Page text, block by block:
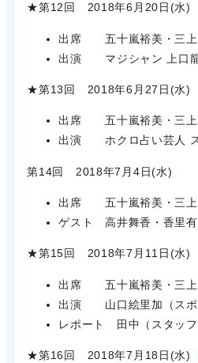
★第12回 2018年6月20日(水)
出席 五十嵐裕美・三上
出演 マジシャン 上口
★第13回 2018年6月27日(水)
出席 五十嵐裕美・三上
出演 ホクロ占い芸人 ス
第14回 2018年7月4日(水)
出席 五十嵐裕美・三上
ゲスト 高井舞香・香里
★第15回 2018年7月11日(水)
出席 五十嵐裕美・三上
出演 山口絵里加（スポ
レポート 田中（スタッフ
★第16回 2018年7月18日(水)